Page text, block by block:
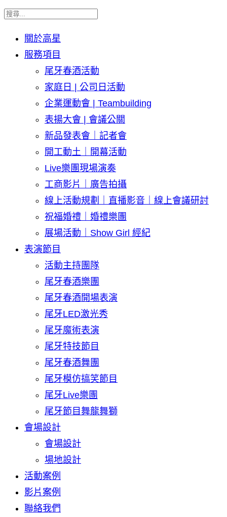
關於高星
服務項目
尾牙春酒活動
家庭日 | 公司日活動
企業運動會 | Teambuilding
表揚大會 | 會議公關
新品發表會｜記者會
開工動土｜開幕活動
Live樂團現場演奏
工商影片｜廣告拍攝
線上活動規劃｜直播影音｜線上會議研討
祝福婚禮｜婚禮樂團
展場活動｜Show Girl 經紀
表演節目
活動主持團隊
尾牙春酒樂團
尾牙春酒開場表演
尾牙LED激光秀
尾牙魔術表演
尾牙特技節目
尾牙春酒舞團
尾牙模仿搞笑節目
尾牙Live樂團
尾牙節目舞龍舞獅
會場設計
會場設計
場地設計
活動案例
影片案例
聯絡我們